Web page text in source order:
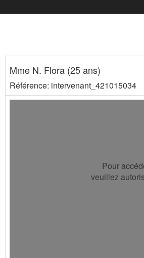
Mme N. Flora (25 ans)
Référence: intervenant_421015034
Pour
veuillez